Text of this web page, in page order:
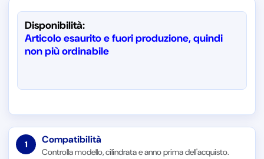
Disponibilità:
Articolo esaurito e fuori produzione, quindi
non più ordinabile
1 Compatibilità
Controlla modello, cilindrata e anno prima dell'acquisto.